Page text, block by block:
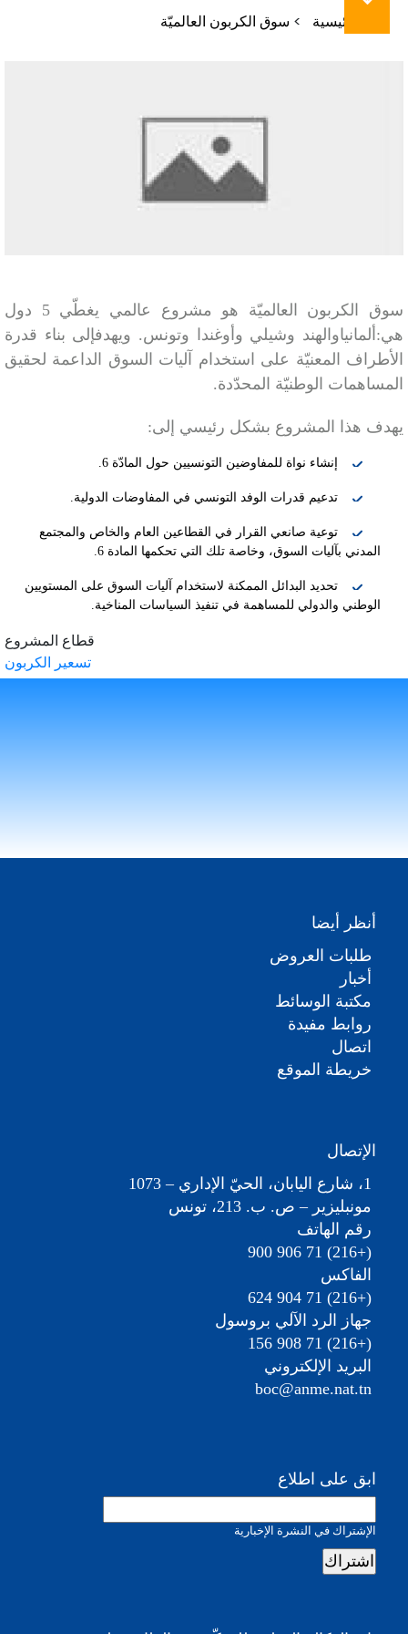
مسارالرئيسية سوق الكربون العالميّة
سوق الكربون العالميّة هو مشروع عالمي يغطّي 5 دول
هي:ألمانياوالهند وشيلي وأوغندا وتونس. ويهدفإلى بناء قدرة
الأطراف المعنيّة على استخدام آليات السوق الداعمة لحقيق
المساهمات الوطنيّة المحدّدة.
يهدف هذا المشروع بشكل رئيسي إلى:
إنشاء نواة للمفاوضين التونسيين حول المادّة 6.
تدعيم قدرات الوفد التونسي في المفاوضات الدولية.
توعية صانعي القرار في القطاعين العام والخاص والمجتمع
المدني بآليات السوق، وخاصة تلك التي تحكمها المادة 6.
تحديد البدائل الممكنة لاستخدام آليات السوق على المستويين
الوطني والدولي للمساهمة في تنفيذ السياسات المناخية.
قطاع المشروع
تسعير الكربون
أنظر أيضا
طلبات العروض
أخبار
مكتبة الوسائط
روابط مفيدة
اتصال
خريطة الموقع
الإتصال
1، شارع اليابان، الحيّ الإداري – 1073
مونبليزير – ص. ب. 213، تونس
رقم الهاتف
(+216) 71 906 900
الفاكس
(+216) 71 904 624
جهاز الرد الآلي بروسول
(+216) 71 908 156
البريد الإلكتروني
boc@anme.nat.tn
ابق على اطلاع
الإشتراك في النشرة الإخبارية